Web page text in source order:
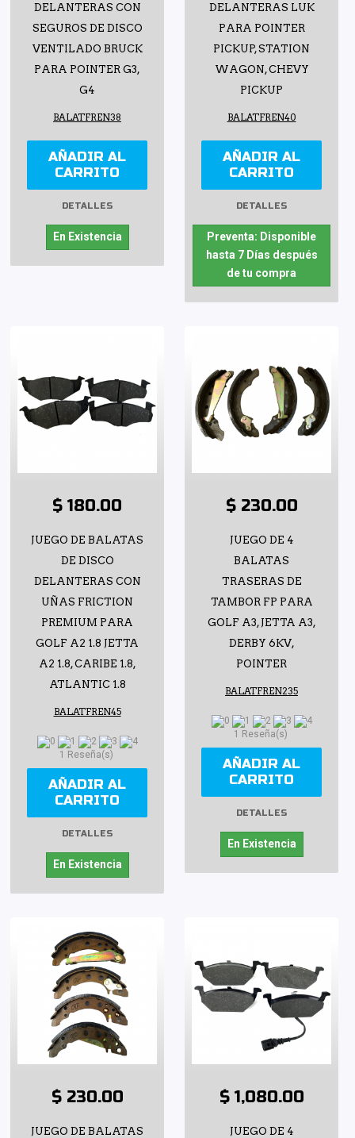
DELANTERAS CON
SEGUROS DE DISCO
VENTILADO BRUCK
PARA POINTER G3,
G4
BALATFREN38
AÑADIR AL
CARRITO
DETALLES
En Existencia
DELANTERAS LUK
PARA POINTER
PICKUP, STATION
WAGON, CHEVY
PICKUP
BALATFREN40
AÑADIR AL
CARRITO
DETALLES
Preventa: Disponible
hasta 7 Días después
de tu compra
$ 180.00
JUEGO DE BALATAS
DE DISCO
DELANTERAS CON
UÑAS FRICTION
PREMIUM PARA
GOLF A2 1.8 JETTA
A2 1.8, CARIBE 1.8,
ATLANTIC 1.8
BALATFREN45
1 Reseña(s)
AÑADIR AL
CARRITO
DETALLES
En Existencia
$ 230.00
JUEGO DE 4
BALATAS
TRASERAS DE
TAMBOR FP PARA
GOLF A3, JETTA A3,
DERBY 6KV,
POINTER
BALATFREN235
1 Reseña(s)
AÑADIR AL
CARRITO
DETALLES
En Existencia
$ 230.00
JUEGO DE BALATAS
$ 1,080.00
JUEGO DE 4